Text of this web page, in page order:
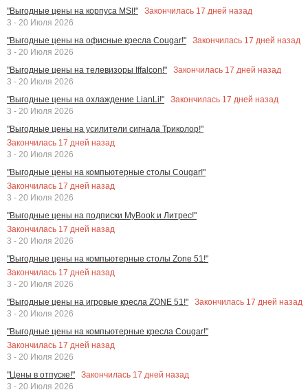
"Выгодные цены на корпуса MSI!" Закончилась 17 дней назад
3 - 20 Июля 2026
"Выгодные цены на офисные кресла Cougar!"
Закончилась 17 дней назад
3 - 20 Июля 2026
"Выгодные цены на телевизоры Iffalcon!"
Закончилась 17 дней назад
3 - 20 Июля 2026
"Выгодные цены на охлаждение LianLi!"
Закончилась 17 дней назад
3 - 20 Июля 2026
"Выгодные цены на усилители сигнала Триколор!"
Закончилась 17 дней назад
3 - 20 Июля 2026
"Выгодные цены на компьютерные столы Cougar!"
Закончилась 17 дней назад
3 - 20 Июля 2026
"Выгодные цены на подписки MyBook и Литрес!"
Закончилась 17 дней назад
3 - 20 Июля 2026
"Выгодные цены на компьютерные столы Zone 51!"
Закончилась 17 дней назад
3 - 20 Июля 2026
"Выгодные цены на игровые кресла ZONE 51!"
Закончилась 17 дней назад
3 - 20 Июля 2026
"Выгодные цены на компьютерные кресла Cougar!"
Закончилась 17 дней назад
3 - 20 Июля 2026
"Цены в отпуске!"
Закончилась 17 дней назад
3 - 20 Июля 2026